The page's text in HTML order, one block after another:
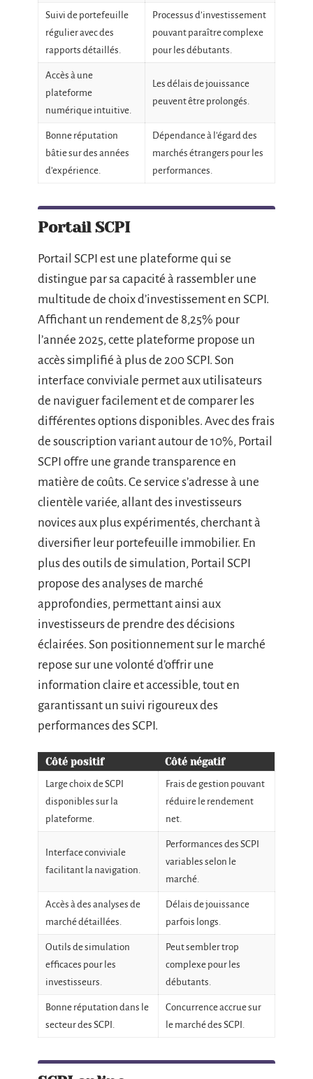
Suivi de portefeuille
régulier avec des
rapports détaillés.
Processus d’investissement
pouvant paraître complexe
pour les débutants.
Accès à une
plateforme
numérique intuitive.
Les délais de jouissance
peuvent être prolongés.
Bonne réputation
bâtie sur des années
d’expérience.
Dépendance à l’égard des
marchés étrangers pour les
performances.
Portail SCPI
Portail SCPI est une plateforme qui se
distingue par sa capacité à rassembler une
multitude de choix d’investissement en SCPI.
Affichant un rendement de 8,25% pour
l’année 2025, cette plateforme propose un
accès simplifié à plus de 200 SCPI. Son
interface conviviale permet aux utilisateurs
de naviguer facilement et de comparer les
différentes options disponibles. Avec des frais
de souscription variant autour de 10%, Portail
SCPI offre une grande transparence en
matière de coûts. Ce service s’adresse à une
clientèle variée, allant des investisseurs
novices aux plus expérimentés, cherchant à
diversifier leur portefeuille immobilier. En
plus des outils de simulation, Portail SCPI
propose des analyses de marché
approfondies, permettant ainsi aux
investisseurs de prendre des décisions
éclairées. Son positionnement sur le marché
repose sur une volonté d’offrir une
information claire et accessible, tout en
garantissant un suivi rigoureux des
performances des SCPI.
Côté positif Côté négatif
Large choix de SCPI
disponibles sur la
plateforme.
Frais de gestion pouvant
réduire le rendement
net.
Interface conviviale
facilitant la navigation.
Performances des SCPI
variables selon le
marché.
Accès à des analyses de
marché détaillées.
Délais de jouissance
parfois longs.
Outils de simulation
efficaces pour les
investisseurs.
Peut sembler trop
complexe pour les
débutants.
Bonne réputation dans le
secteur des SCPI.
Concurrence accrue sur
le marché des SCPI.